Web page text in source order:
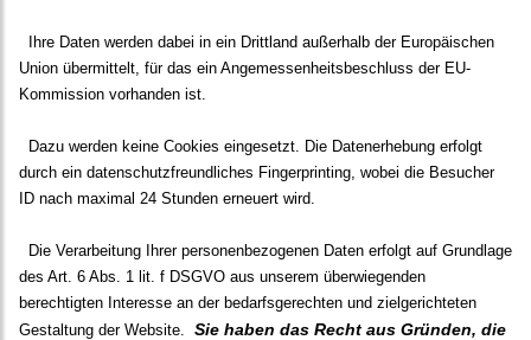
Ihre Daten werden dabei in ein Drittland außerhalb der Europäischen
Union übermittelt, für das ein Angemessenheitsbeschluss der EU-
Kommission vorhanden ist.
Dazu werden keine Cookies eingesetzt. Die Datenerhebung erfolgt
durch ein datenschutzfreundliches Fingerprinting, wobei die Besucher
ID nach maximal 24 Stunden erneuert wird.
Die Verarbeitung Ihrer personenbezogenen Daten erfolgt auf Grundlage
des Art. 6 Abs. 1 lit. f DSGVO aus unserem überwiegenden
berechtigten Interesse an der bedarfsgerechten und zielgerichteten
Gestaltung der Website. Sie haben das Recht aus Gründen, die